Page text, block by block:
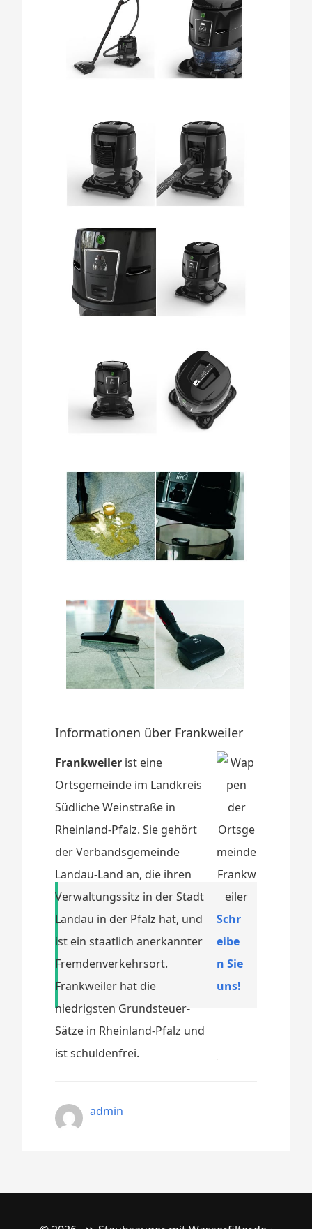
Informationen über Frankweiler
Frankweiler ist eine
Ortsgemeinde im Landkreis
Südliche Weinstraße in
Rheinland-Pfalz. Sie gehört
der Verbandsgemeinde
Landau-Land an, die ihren
Verwaltungssitz in der Stadt
Landau in der Pfalz hat, und
ist ein staatlich anerkannter
Fremdenverkehrsort.
Frankweiler hat die
niedrigsten Grundsteuer-
Sätze in Rheinland-Pfalz und
ist schuldenfrei.
Schr
eibe
n Sie
uns!
admin